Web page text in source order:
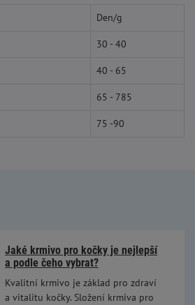
Den/g
30 - 40
40 - 65
65 - 785
75 -90
Jaké krmivo pro kočky je nejlepší
a podle čeho vybrat?
Kvalitní krmivo je základ pro zdraví
a vitalitu kočky. Složení krmiva pro